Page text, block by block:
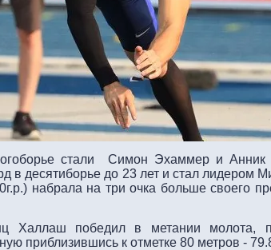
стали Симон Эхаммер и
в десятиборье до 23 лет и стал лидером
набрала на три очка больше своего
Халлаш победил в метании молота,
приблизившись к отметке 80 метров -